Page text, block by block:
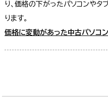
り、価格の下がったパソコンやタ
ります。
価格に変動があった中古パソコ